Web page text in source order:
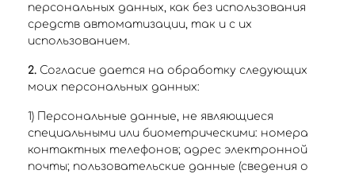
персональных данных, как без использования
средств автоматизации, так и с их
использованием.
2. Согласие дается на обработку следующих
моих персональных данных:
1) Персональные данные, не являющиеся
специальными или биометрическими: номера
контактных телефонов; адрес электронной
почты; пользовательские данные (сведения о